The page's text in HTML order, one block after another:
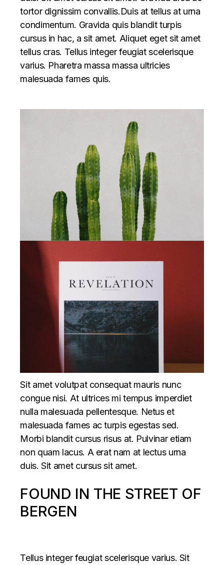
tortor dignissim convallis.Duis at tellus at urna
condimentum. Gravida quis blandit turpis
cursus in hac, a sit amet. Aliquet eget sit amet
tellus cras. Tellus integer feugiat scelerisque
varius. Pharetra massa massa ultricies
malesuada fames quis.
Sit amet volutpat consequat mauris nunc
congue nisi. At ultrices mi tempus imperdiet
nulla malesuada pellentesque. Netus et
malesuada fames ac turpis egestas sed.
Morbi blandit cursus risus at. Pulvinar etiam
non quam lacus. A erat nam at lectus urna
duis. Sit amet cursus sit amet.
FOUND IN THE STREET OF
BERGEN
Tellus integer feugiat scelerisque varius. Sit